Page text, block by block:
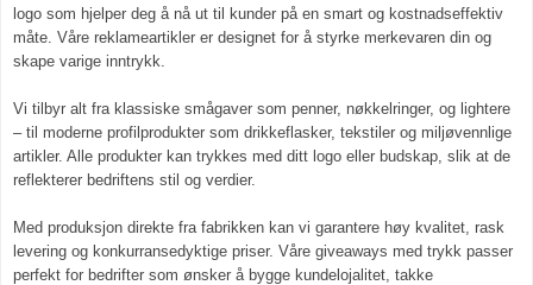
logo som hjelper deg å nå ut til kunder på en smart og kostnadseffektiv
måte. Våre reklameartikler er designet for å styrke merkevaren din og
skape varige inntrykk.
Vi tilbyr alt fra klassiske smågaver som penner, nøkkelringer, og lightere
– til moderne profilprodukter som drikkeflasker, tekstiler og miljøvennlige
artikler. Alle produkter kan trykkes med ditt logo eller budskap, slik at de
reflekterer bedriftens stil og verdier.
Med produksjon direkte fra fabrikken kan vi garantere høy kvalitet, rask
levering og konkurransedyktige priser. Våre giveaways med trykk passer
perfekt for bedrifter som ønsker å bygge kundelojalitet, takke